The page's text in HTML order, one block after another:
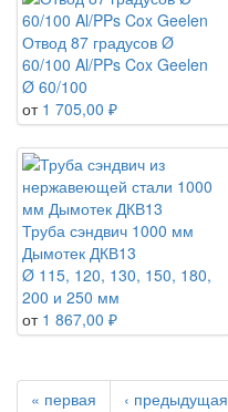
Отвод 87 градусов Ø
60/100 Al/PPs Cox Geelen
Ø 60/100
от 1 705,00 ₽
Труба сэндвич 1000 мм
Дымотек ДКВ13
Ø 115, 120, 130, 150, 180,
200 и 250 мм
от 1 867,00 ₽
« первая ‹ предыдущая